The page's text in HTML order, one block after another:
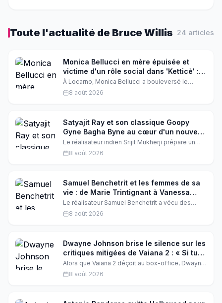
Toute l'actualité de Bruce Willis 24 articles
Monica Bellucci en mère épuisée et
victime d'un rôle social dans 'Ketticè' :
ses confidences à Locarno
À Locarno, Monica Bellucci a bouleversé le
public en évoquant son personnage de mère qui
crie et a oublié sa féminité. L'actrice italienne a
8 août 2026
Satyajit Ray et son classique Goopy
Gyne Bagha Byne au cœur d'un nouveau
film de Srijit Mukherji
Le réalisateur indien Srijit Mukherji prépare un
film sur le making of du chef-d'œuvre culte de
Satyajit Ray, Goopy Gyne Bagha Byne. Un casting
8 août 2026
Samuel Benchetrit et les femmes de sa
vie : de Marie Trintignant à Vanessa
Paradis, retour sur ses amours
marquantes
Le réalisateur Samuel Benchetrit a vécu des
histoires d'amour intenses avec des femmes
exceptionnelles. De Marie Trintignant à Vanessa
transmission.
8 août 2026
Dwayne Johnson brise le silence sur les
critiques mitigées de Vaiana 2 : « Si tu
aimes, tant mieux »
Alors que Vaiana 2 déçoit au box-office, Dwayne
Johnson réagit avec philosophie. Dans une
interview récente, l'acteur assume les avis
8 août 2026